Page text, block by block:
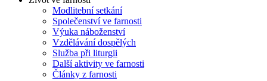
Modlitební setkání
Společenství ve farnosti
Výuka náboženství
Vzdělávání dospělých
Služba při liturgii
Další aktivity ve farnosti
Články z farnosti